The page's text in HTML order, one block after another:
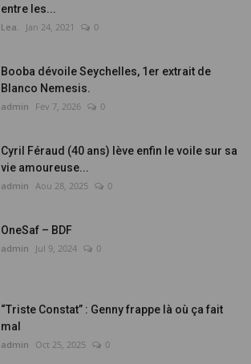
entre les...
Lea. Jan 24, 2021 0
Booba dévoile Seychelles, 1er extrait de
Blanco Nemesis.
admin Fev 7, 2026 0
Cyril Féraud (40 ans) lève enfin le voile sur sa
vie amoureuse...
admin Aou 28, 2025 0
OneSaf – BDF
admin Jul 9, 2024 0
“Triste Constat” : Genny frappe là où ça fait
mal
admin Oct 25, 2025 0